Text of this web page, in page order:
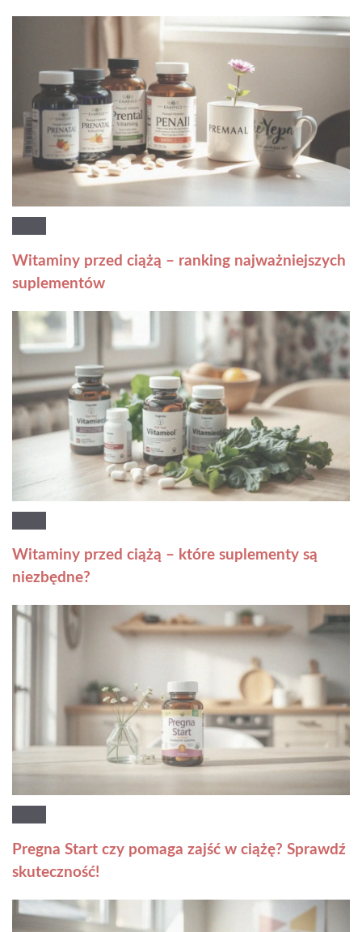
Witaminy przed ciążą – ranking najważniejszych
suplementów
Witaminy przed ciążą – które suplementy są
niezbędne?
Pregna Start czy pomaga zajść w ciążę? Sprawdź
skuteczność!